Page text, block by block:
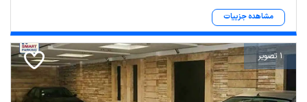
مشاهده جزییات
1 تصویر